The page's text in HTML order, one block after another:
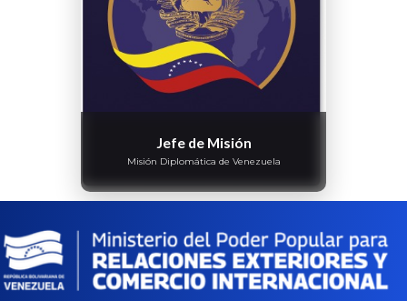
Jefe de Misión
Misión Diplomática de Venezuela